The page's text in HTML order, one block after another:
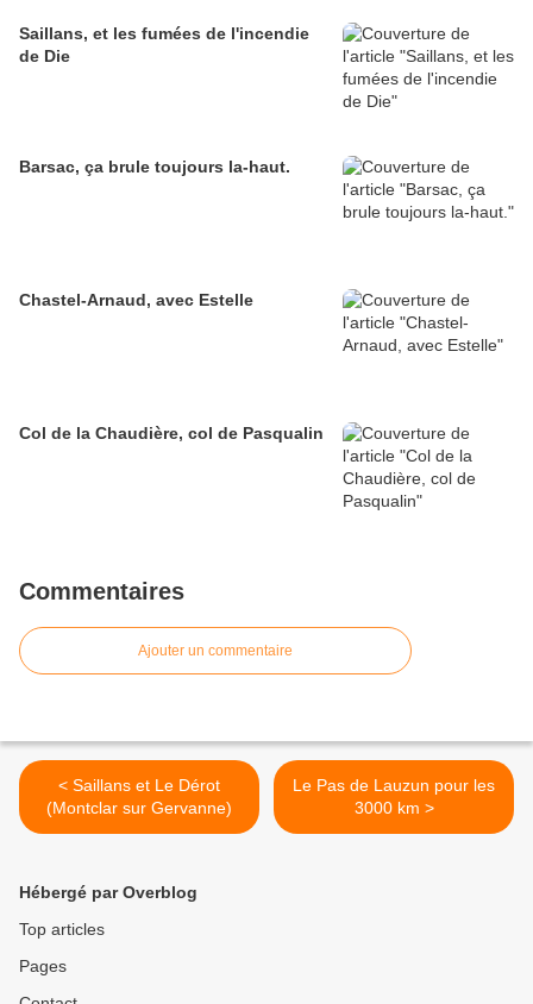
Saillans, et les fumées de l'incendie
de Die
Barsac, ça brule toujours la-haut.
Chastel-Arnaud, avec Estelle
Col de la Chaudière, col de Pasqualin
Commentaires
Ajouter un commentaire
< Saillans et Le Dérot
(Montclar sur Gervanne)
Le Pas de Lauzun pour les
3000 km >
Hébergé par Overblog
Top articles
Pages